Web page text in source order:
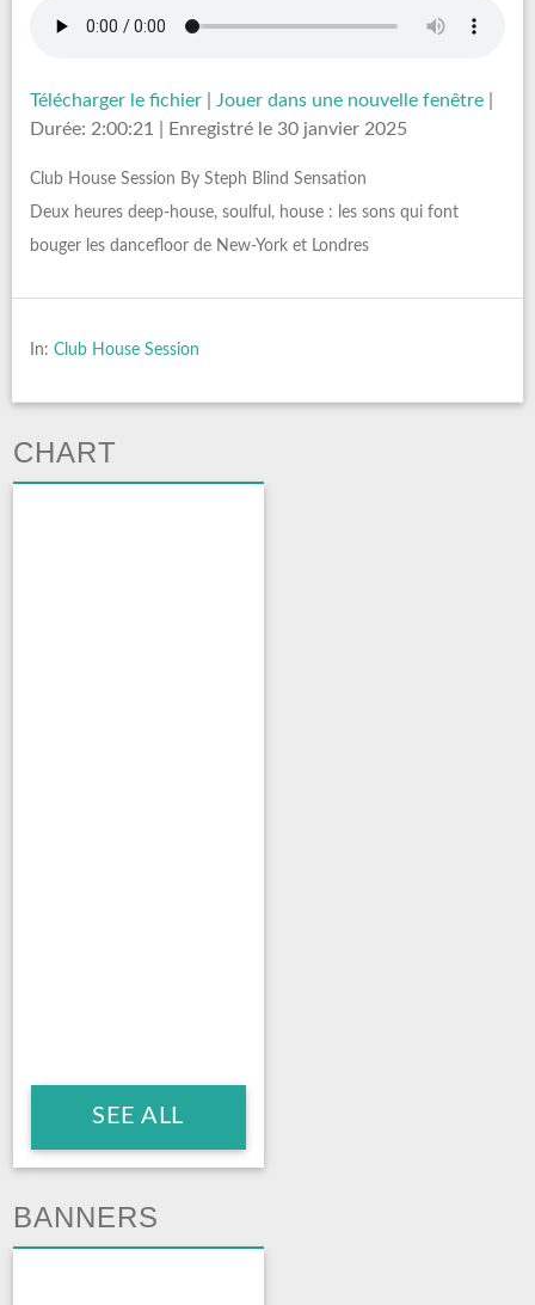
Télécharger le fichier Jouer dans une nouvelle fenêtre
Durée: 2:00:21
Enregistré le 30 janvier 2025
Club House Session By Steph Blind Sensation
Deux heures deep-house, soulful, house : les sons qui font
bouger les dancefloor de New-York et Londres
In: Club House Session
CHART
SEE ALL
BANNERS